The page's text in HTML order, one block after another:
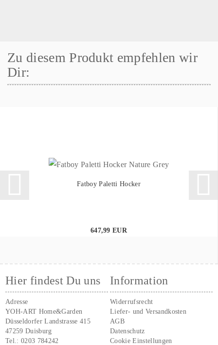
Zu diesem Produkt empfehlen wir
Dir:
Fatboy Paletti Hocker
647,99 EUR
Hier findest Du uns
Adresse
YOH-ART Home&Garden
Düsseldorfer Landstrasse 415
47259 Duisburg
Tel.:0203 784242
Information
Widerrufsrecht
Liefer- und Versandkosten
AGB
Datenschutz
Cookie Einstellungen